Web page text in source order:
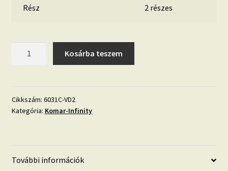
Rész 2 részes
mennyiség
Kosárba teszem
Cikkszám: 6031C-VD2
Kategória: Komar-Infinity
További információk